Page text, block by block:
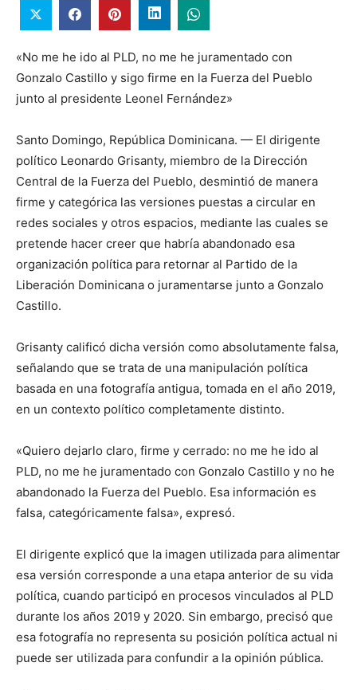
«No me he ido al PLD, no me he juramentado con
Gonzalo Castillo y sigo firme en la Fuerza del Pueblo
junto al presidente Leonel Fernández»
Santo Domingo, República Dominicana. — El dirigente
político Leonardo Grisanty, miembro de la Dirección
Central de la Fuerza del Pueblo, desmintió de manera
firme y categórica las versiones puestas a circular en
redes sociales y otros espacios, mediante las cuales se
pretende hacer creer que habría abandonado esa
organización política para retornar al Partido de la
Liberación Dominicana o juramentarse junto a Gonzalo
Castillo.
Grisanty calificó dicha versión como absolutamente falsa,
señalando que se trata de una manipulación política
basada en una fotografía antigua, tomada en el año 2019,
en un contexto político completamente distinto.
«Quiero dejarlo claro, firme y cerrado: no me he ido al
PLD, no me he juramentado con Gonzalo Castillo y no he
abandonado la Fuerza del Pueblo. Esa información es
falsa, categóricamente falsa», expresó.
El dirigente explicó que la imagen utilizada para alimentar
esa versión corresponde a una etapa anterior de su vida
política, cuando participó en procesos vinculados al PLD
durante los años 2019 y 2020. Sin embargo, precisó que
esa fotografía no representa su posición política actual ni
puede ser utilizada para confundir a la opinión pública.